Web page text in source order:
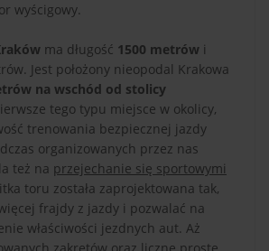
wyścigowy.
ma długość 1500 metrów i
Jest położony nieopodal Krakowa
na wschód od stolicy
tego typu miejsce w okolicy,
trenowania bezpiecznej jazdy
organizowanych przez nas
też na przejechanie się sportowymi
toru została zaprojektowana tak,
frajdy z jazdy i pozwalać na
właściwości jezdnych aut. Aż